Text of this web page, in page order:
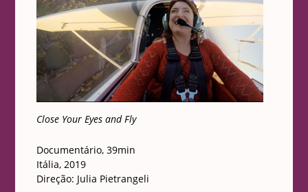
Close Your Eyes and Fly
Documentário, 39min
Itália, 2019
Direção: Julia Pietrangeli